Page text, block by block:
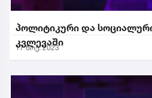
პოლიტიკური და
კვლევაში
17 ნოე. 2023